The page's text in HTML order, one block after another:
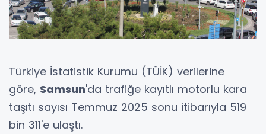
Türkiye İstatistik Kurumu (TÜİK) verilerine
göre, Samsun'da trafiğe kayıtlı motorlu kara
taşıtı sayısı Temmuz 2025 sonu itibarıyla 519
bin 311'e ulaştı.